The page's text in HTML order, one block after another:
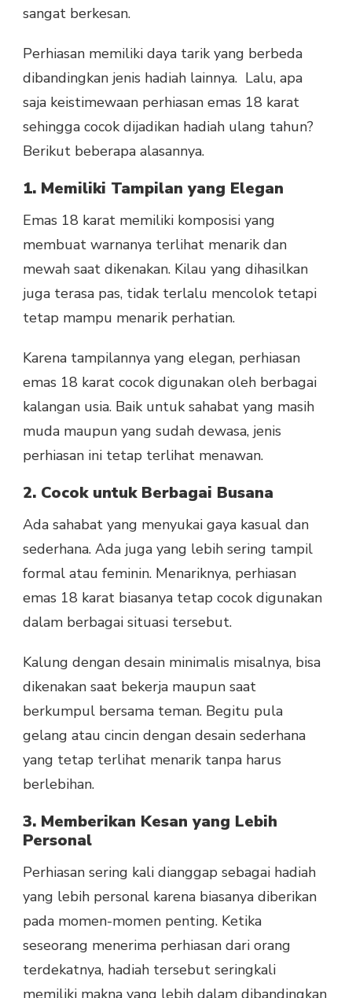
sangat berkesan.
Perhiasan memiliki daya tarik yang berbeda
dibandingkan jenis hadiah lainnya. Lalu, apa
saja keistimewaan perhiasan emas 18 karat
sehingga cocok dijadikan hadiah ulang tahun?
Berikut beberapa alasannya.
1. Memiliki Tampilan yang Elegan
Emas 18 karat memiliki komposisi yang
membuat warnanya terlihat menarik dan
mewah saat dikenakan. Kilau yang dihasilkan
juga terasa pas, tidak terlalu mencolok tetapi
tetap mampu menarik perhatian.
Karena tampilannya yang elegan, perhiasan
emas 18 karat cocok digunakan oleh berbagai
kalangan usia. Baik untuk sahabat yang masih
muda maupun yang sudah dewasa, jenis
perhiasan ini tetap terlihat menawan.
2. Cocok untuk Berbagai Busana
Ada sahabat yang menyukai gaya kasual dan
sederhana. Ada juga yang lebih sering tampil
formal atau feminin. Menariknya, perhiasan
emas 18 karat biasanya tetap cocok digunakan
dalam berbagai situasi tersebut.
Kalung dengan desain minimalis misalnya, bisa
dikenakan saat bekerja maupun saat
berkumpul bersama teman. Begitu pula
gelang atau cincin dengan desain sederhana
yang tetap terlihat menarik tanpa harus
berlebihan.
3. Memberikan Kesan yang Lebih
Personal
Perhiasan sering kali dianggap sebagai hadiah
yang lebih personal karena biasanya diberikan
pada momen-momen penting. Ketika
seseorang menerima perhiasan dari orang
terdekatnya, hadiah tersebut seringkali
memiliki makna yang lebih dalam dibandingkan